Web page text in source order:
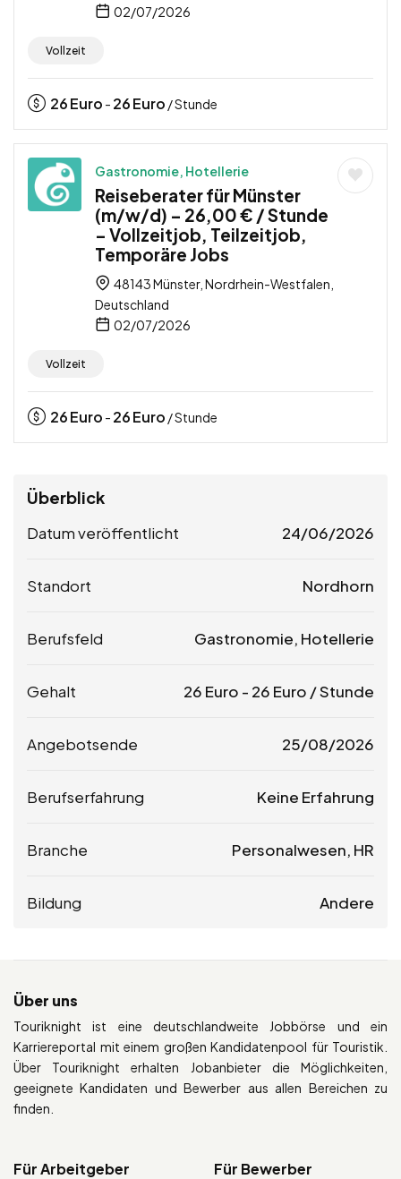
02/07/2026
Vollzeit
26Euro - 26Euro / Stunde
Gastronomie, Hotellerie
Reiseberater für Münster
(m/w/d) – 26,00 € / Stunde
– Vollzeitjob, Teilzeitjob,
Temporäre Jobs
48143 Münster, Nordrhein-Westfalen,
Deutschland
02/07/2026
Vollzeit
26Euro - 26Euro / Stunde
Überblick
Datum veröffentlicht 24/06/2026
Standort Nordhorn
Berufsfeld Gastronomie, Hotellerie
Gehalt 26 Euro - 26 Euro / Stunde
Angebotsende 25/08/2026
Berufserfahrung Keine Erfahrung
Branche Personalwesen, HR
Bildung Andere
Über uns
Touriknight ist eine deutschlandweite Jobbörse und ein
Karriereportal mit einem großen Kandidatenpool für Touristik.
Über Touriknight erhalten Jobanbieter die Möglichkeiten,
geeignete Kandidaten und Bewerber aus allen Bereichen zu
finden.
Für Arbeitgeber Für Bewerber